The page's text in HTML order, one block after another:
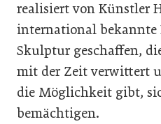
realisiert von Künstler
international bekannte
Skulptur geschaffen,
mit der Zeit verwittert
die Möglichkeit gibt,
bemächtigen.